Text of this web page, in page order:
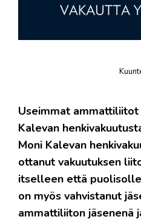
Useimmat
Kalevan
Moni Kalevan
ottanut vakuutuksen
itselleen että
on myös vahvistanut
ammattiliiton jäsenenä